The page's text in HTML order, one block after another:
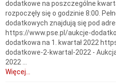
dodatkowe na poszczególne
rozpoczęły się o godzinie 8:00.
dodatkowych znajdują się pod
https://www.pse.pl/aukcje-
dodatkowa na 1. kwartał 2022
dodatkowe-2-kwartal-2022 -
2022 ...
Więcej...